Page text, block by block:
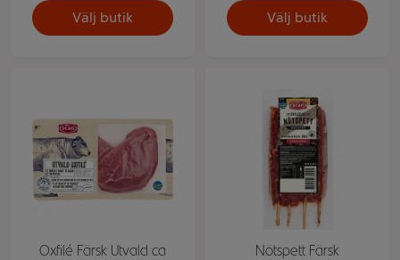
Välj butik Välj butik
Oxfilé Färsk Utvald ca
Nötspett Färsk